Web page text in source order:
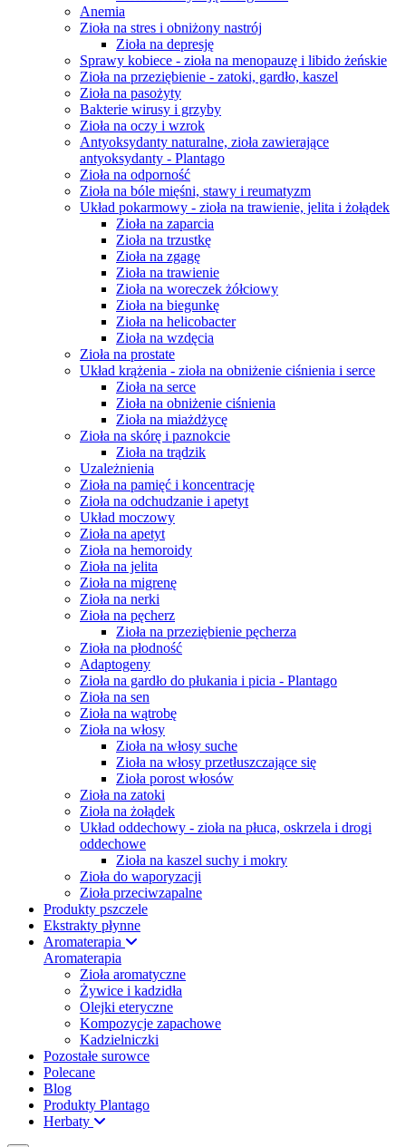
Anemia
Zioła na stres i obniżony nastrój
Zioła na depresję
Sprawy kobiece - zioła na menopauzę i libido żeńskie
Zioła na przeziębienie - zatoki, gardło, kaszel
Zioła na pasożyty
Bakterie wirusy i grzyby
Zioła na oczy i wzrok
Antyoksydanty naturalne, zioła zawierające
antyoksydanty - Plantago
Zioła na odporność
Zioła na bóle mięśni, stawy i reumatyzm
Układ pokarmowy - zioła na trawienie, jelita i żołądek
Zioła na zaparcia
Zioła na trzustkę
Zioła na zgagę
Zioła na trawienie
Zioła na woreczek żółciowy
Zioła na biegunkę
Zioła na helicobacter
Zioła na wzdęcia
Zioła na prostate
Układ krążenia - zioła na obniżenie ciśnienia i serce
Zioła na serce
Zioła na obniżenie ciśnienia
Zioła na miażdżycę
Zioła na skórę i paznokcie
Zioła na trądzik
Uzależnienia
Zioła na pamięć i koncentrację
Zioła na odchudzanie i apetyt
Układ moczowy
Zioła na apetyt
Zioła na hemoroidy
Zioła na jelita
Zioła na migrenę
Zioła na nerki
Zioła na pęcherz
Zioła na przeziębienie pęcherza
Zioła na płodność
Adaptogeny
Zioła na gardło do płukania i picia - Plantago
Zioła na sen
Zioła na wątrobę
Zioła na włosy
Zioła na włosy suche
Zioła na włosy przetłuszczające się
Zioła porost włosów
Zioła na zatoki
Zioła na żołądek
Układ oddechowy - zioła na płuca, oskrzela i drogi
oddechowe
Zioła na kaszel suchy i mokry
Zioła do waporyzacji
Zioła przeciwzapalne
Produkty pszczele
Ekstrakty płynne
Aromaterapia
Aromaterapia
Zioła aromatyczne
Żywice i kadzidła
Olejki eteryczne
Kompozycje zapachowe
Kadzielniczki
Pozostałe surowce
Polecane
Blog
Produkty Plantago
Herbaty